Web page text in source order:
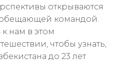
открываются
командой.
нам в этом
чтобы узнать,
до 23 лет